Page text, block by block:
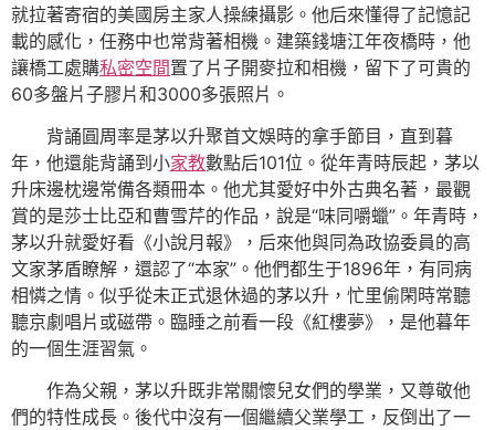
就拉著寄宿的美國房主家人操練攝影。他后來懂得了記憶記
載的感化，任務中也常背著相機。建築錢塘江年夜橋時，他
讓橋工處購私密空間置了片子開麥拉和相機，留下了可貴的
60多盤片子膠片和3000多張照片。
背誦圓周率是茅以升聚首文娛時的拿手節目，直到暮
年，他還能背誦到小家教數點后101位。從年青時辰起，茅以
升床邊枕邊常備各類冊本。他尤其愛好中外古典名著，最觀
賞的是莎士比亞和曹雪芹的作品，說是“味同嚼蠟”。年青時，
茅以升就愛好看《小說月報》，后來他與同為政協委員的高
文家茅盾瞭解，還認了“本家”。他們都生于1896年，有同病
相憐之情。似乎從未正式退休過的茅以升，忙里偷閑時常聽
聽京劇唱片或磁帶。臨睡之前看一段《紅樓夢》，是他暮年
的一個生涯習氣。
作為父親，茅以升既非常關懷兒女們的學業，又尊敬他
們的特性成長。後代中沒有一個繼續父業學工，反倒出了一